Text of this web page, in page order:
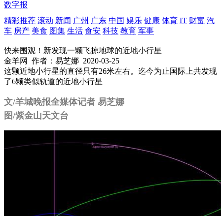
数字报
精彩推荐 滚动 新闻 广州 广东 中国 娱乐 健康 体育 IT 财富 汽
车 房产 美食 图集 生活 食安 科技 教育 军事
快来围观！新发现一颗飞掠地球的近地小行星
金羊网
作者：易芝娜 2020-03-25
这颗近地小行星的直径只有26米左右。迄今为止国际上共发现
了6颗类似轨道的近地小行星
文/羊城晚报全媒体记者 易芝娜
图/紫金山天文台